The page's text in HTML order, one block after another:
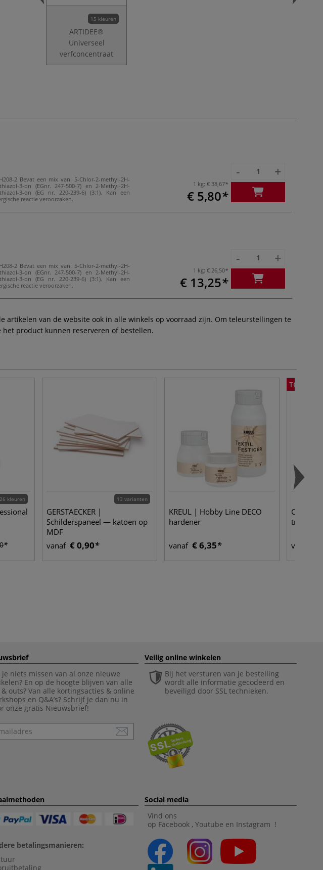
15 kleuren
ARTIDEE®
Universeel
verfconcentraat
2 Bevat een mix van: 5-Chlor-2-methyl-2H-
3-on (EGnr. 247-500-7) en 2-Methyl-2H-
3-on (EG nr. 220-239-6) (3:1). Kan een
reactie veroorzaken.
1 kg:€ 38,67
€ 5,80
- +
2 Bevat een mix van: 5-Chlor-2-methyl-2H-
3-on (EGnr. 247-500-7) en 2-Methyl-2H-
3-on (EG nr. 220-239-6) (3:1). Kan een
reactie veroorzaken.
1 kg:€ 26,50
€ 13,25
- +
artikelen van de website ook in alle winkels op voorraad zijn. Om teleurstellingen te
product kunnen reserveren of bestellen.
26 kleuren 13 varianten
GERSTAECKER |
Schilderspaneel — katoen op
MDF
vanaf € 0,90
KREUL | Hobby Line DECO
hardener
vanaf € 6,35
TOT -33%
vanaf
je niets missen van al onze nieuwe
En op de hoogte blijven van alle
outs? Van alle kortingsacties & online
en Q&A’s? Schrijf je dan nu in
onze gratis Nieuwsbrief!
Veilig online winkelen
Bij het versturen van je bestelling
wordt alle informatie gecodeerd en
beveiligd door SSL technieken.
betalingsmanieren:
Social media
Vind ons
op Facebook , Youtube en Instagram !